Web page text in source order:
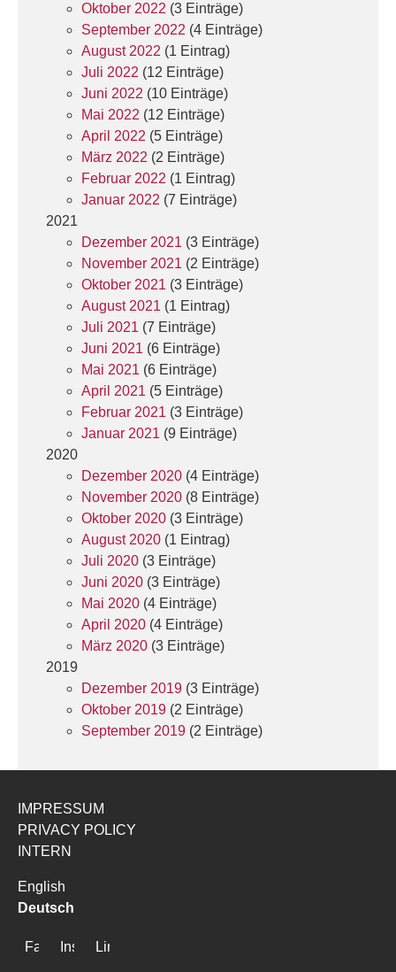
Oktober 2022 (3 Einträge)
September 2022 (4 Einträge)
August 2022 (1 Eintrag)
Juli 2022 (12 Einträge)
Juni 2022 (10 Einträge)
Mai 2022 (12 Einträge)
April 2022 (5 Einträge)
März 2022 (2 Einträge)
Februar 2022 (1 Eintrag)
Januar 2022 (7 Einträge)
2021
Dezember 2021 (3 Einträge)
November 2021 (2 Einträge)
Oktober 2021 (3 Einträge)
August 2021 (1 Eintrag)
Juli 2021 (7 Einträge)
Juni 2021 (6 Einträge)
Mai 2021 (6 Einträge)
April 2021 (5 Einträge)
Februar 2021 (3 Einträge)
Januar 2021 (9 Einträge)
2020
Dezember 2020 (4 Einträge)
November 2020 (8 Einträge)
Oktober 2020 (3 Einträge)
August 2020 (1 Eintrag)
Juli 2020 (3 Einträge)
Juni 2020 (3 Einträge)
Mai 2020 (4 Einträge)
April 2020 (4 Einträge)
März 2020 (3 Einträge)
2019
Dezember 2019 (3 Einträge)
Oktober 2019 (2 Einträge)
September 2019 (2 Einträge)
IMPRESSUM
PRIVACY POLICY
INTERN
English
Deutsch
FacebookInstagramLinkedIn